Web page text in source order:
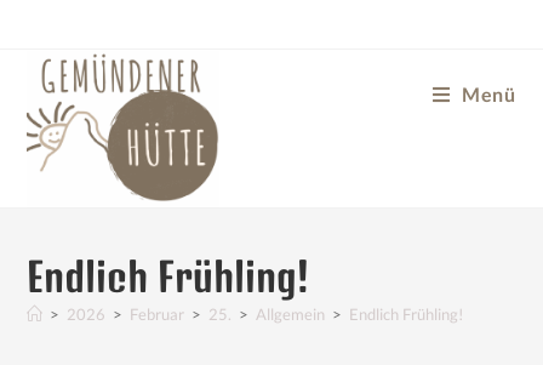
Menü
Endlich Frühling!
> 2026 > Februar > 25. > Allgemein > Endlich Frühling!